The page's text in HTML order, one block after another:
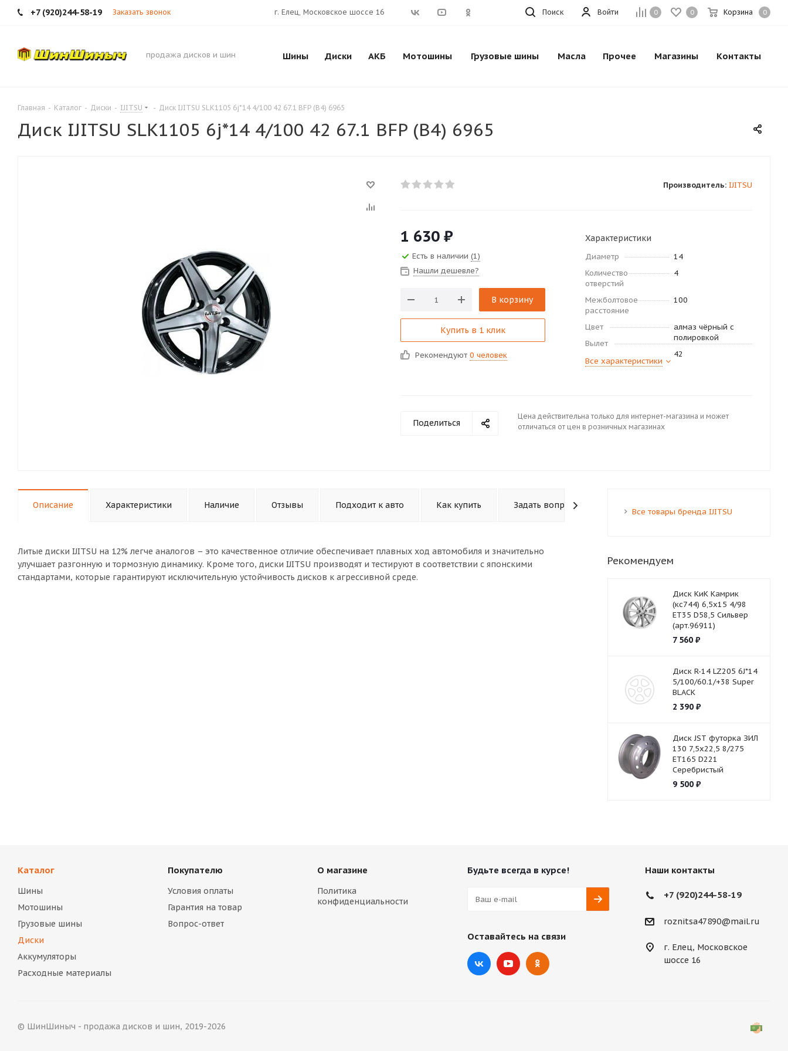
+7 (920)244-58-19 Заказать звонок 0 0 Корзина 0
Войти
г. Елец, Московское шоссе 16 Поиск
продажа дисков и шин Шины Диски АКБ Мотошины Грузовые шины Масла Прочее Магазины Контакты
Главная - Каталог - Диски - IJITSU - Диск IJITSU SLK1105 6j*14 4/100 42 67.1 BFP (B4) 6965
Диск IJITSU SLK1105 6j*14 4/100 42 67.1 BFP (B4) 6965
Производитель: IJITSU
1 630 ₽
Есть в наличии (1)
Нашли дешевле?
В корзину
Купить в 1 клик
Рекомендуют 0 человек
Характеристики
Диаметр
14
Количество
отверстий
4
Межболтовое
расстояние
100
Цвет
алмаз чёрный с
полировкой
Вылет
42
Все характеристики
Поделиться
Цена действительна только для интернет-магазина и может
отличаться от цен в розничных магазинах
Описание Характеристики Наличие Отзывы Подходит к авто Как купить Задать вопрос
Литые диски IJITSU на 12% легче аналогов – это качественное отличие обеспечивает плавных ход автомобиля и значительно
улучшает разгонную и тормозную динамику. Кроме того, диски IJITSU производят и тестируют в соответствии с японскими
стандартами, которые гарантируют исключительную устойчивость дисков к агрессивной среде.
Все товары бренда IJITSU
Рекомендуем
Диск КиК Камрик
(кс744) 6,5х15 4/98
ET35 D58,5 Сильвер
(арт.96911)
7 560₽
Диск R-14 LZ205 6J*14
5/100/60.1/+38 Super
BLACK
2 390₽
Диск JST футорка ЗИЛ
130 7,5х22,5 8/275
ET165 D221
Серебристый
9 500₽
Каталог
Шины
Мотошины
Грузовые шины
Диски
Аккумуляторы
Расходные материалы
Покупателю
Условия оплаты
Гарантия на товар
Вопрос-ответ
О магазине
Политика
конфиденциальности
Будьте всегда в курсе!
Оставайтесь на связи
Наши контакты
+7 (920)244-58-19
roznitsa47890@mail.ru
г. Елец, Московское
шоссе 16
© ШинШиныч - продажа дисков и шин, 2019-2026